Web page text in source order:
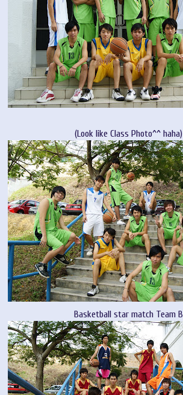
(Look like Class Photo^^ haha)
Basketball star match Team B